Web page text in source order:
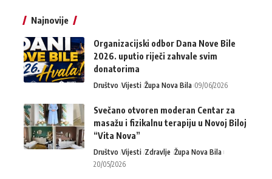
Najnovije
Organizacijski odbor Dana Nove Bile
2026. uputio riječi zahvale svim
donatorima
Društvo Vijesti Župa Nova Bila 09/06/2026
Svečano otvoren moderan Centar za
masažu i fizikalnu terapiju u Novoj Biloj
“Vita Nova”
Društvo Vijesti Zdravlje Župa Nova Bila
20/05/2026